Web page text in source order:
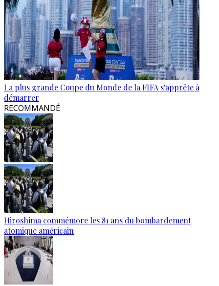
La plus grande Coupe du Monde de la FIFA s'apprête à
démarrer
RECOMMANDÉ
Hiroshima commémore les 81 ans du bombardement
atomique américain